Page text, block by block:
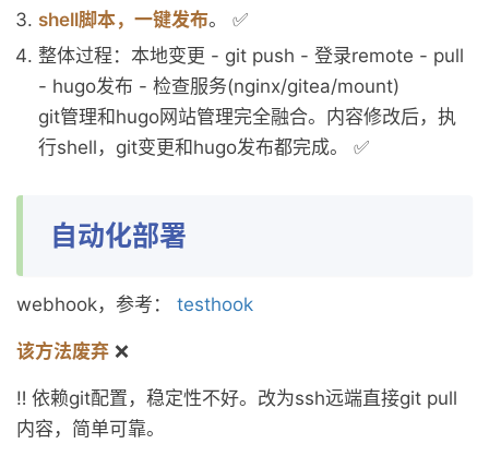
shell脚本，一键发布。 ✅
整体过程：本地变更 - git push - 登录remote - pull
- hugo发布 - 检查服务(nginx/gitea/mount)
git管理和hugo网站管理完全融合。内容修改后，执
行shell，git变更和hugo发布都完成。 ✅
自动化部署
webhook，参考： testhook
该方法废弃 ❌
‼️ 依赖git配置，稳定性不好。改为ssh远端直接git pull
内容，简单可靠。